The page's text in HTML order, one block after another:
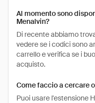
Al momento sono
Menalvin?
Di recente abbiamo
vedere se i codici sono
carrello e verifica se i
acquisto.
Come faccio a cercare
Puoi usare l'estensione